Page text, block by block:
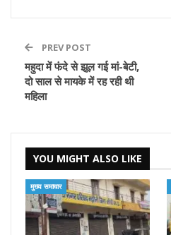
PREV POST
महुदा में फंदे से झूल गई मां-बेटी,
दो साल से मायके में रह रही थी
महिला
YOU MIGHT ALSO LIKE
मुख्य समाचार